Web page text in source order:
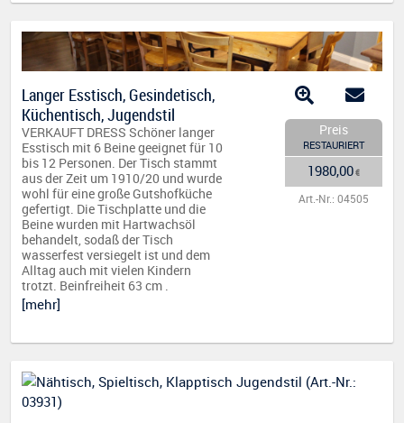
Langer Esstisch, Gesindetisch,
Küchentisch, Jugendstil
VERKAUFT DRESS Schöner langer
Esstisch mit 6 Beine geeignet für 10
bis 12 Personen. Der Tisch stammt
aus der Zeit um 1910/20 und wurde
wohl für eine große Gutshofküche
gefertigt. Die Tischplatte und die
Beine wurden mit Hartwachsöl
behandelt, sodaß der Tisch
wasserfest versiegelt ist und dem
Alltag auch mit vielen Kindern
trotzt. Beinfreiheit 63 cm .
[mehr]
Preis
RESTAURIERT
1980,00€
Art.-Nr.: 04505